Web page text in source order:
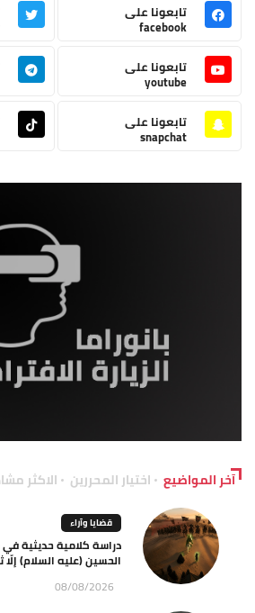
تابعونا على
facebook
تابعونا على
youtube
تابعونا على
snapchat
آخر المواضيع اختيار المحررين الاكثر
قضايا وآراء
دراسة كلامية حديثية
الحسين (عليه السلام) إلّا
08/08/2026